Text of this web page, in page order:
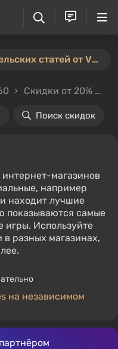
⚡️ Новый конкурс пользовательских статей от VGTimes — участвуйте тут ⚡️
Скидки от 20%
Поиск скидок
магазинов
например
находит лучшие
показываются самые
игры. Используйте
в разных магазинах,
на независимом